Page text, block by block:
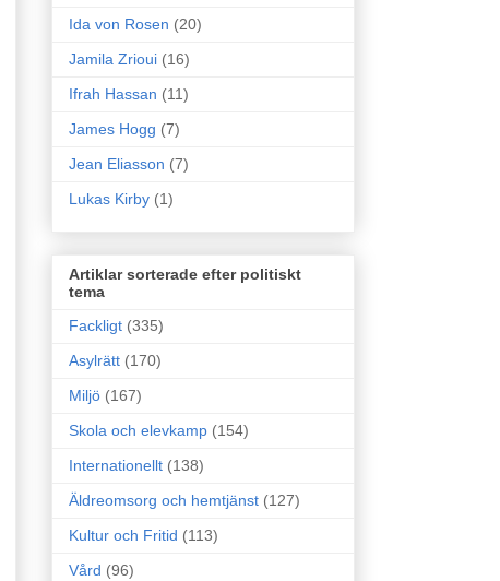
Ida von Rosen (20)
Jamila Zrioui (16)
Ifrah Hassan (11)
James Hogg (7)
Jean Eliasson (7)
Lukas Kirby (1)
Artiklar sorterade efter politiskt
tema
Fackligt (335)
Asylrätt (170)
Miljö (167)
Skola och elevkamp (154)
Internationellt (138)
Äldreomsorg och hemtjänst (127)
Kultur och Fritid (113)
Vård (96)